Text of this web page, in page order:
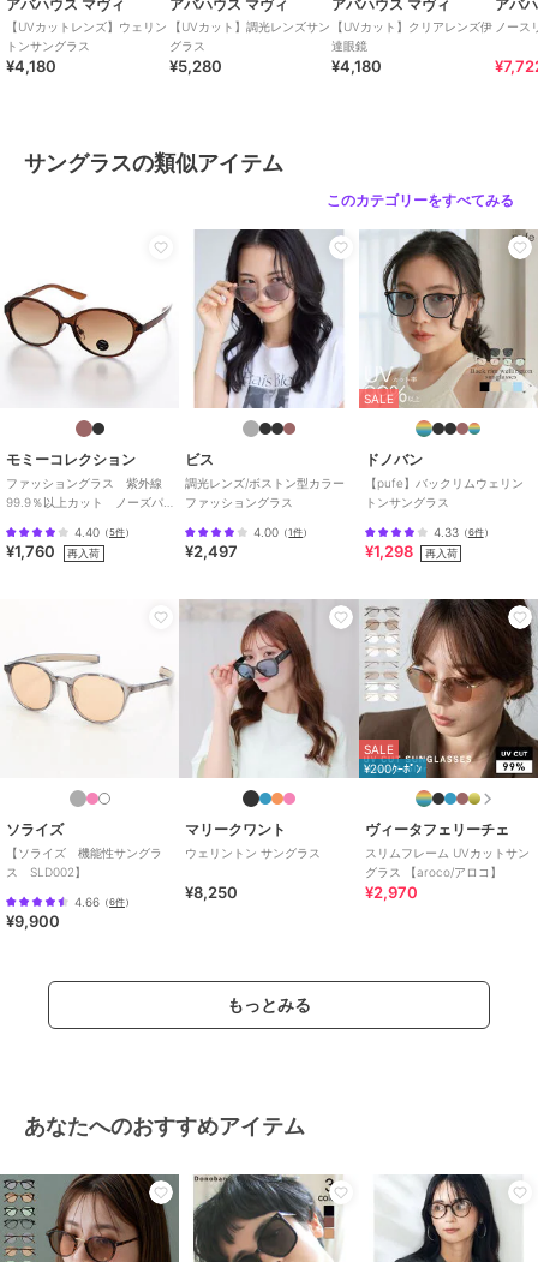
アバハウス マヴィ
【UVカットレンズ】ウェリン
トンサングラス
¥4,180
アバハウス マヴィ
【UVカット】調光レンズサン
グラス
¥5,280
アバハウス マヴィ
【UVカット】クリアレンズ伊
達眼鏡
¥4,180
アバ
ノース
サングラスの類似アイテム
このカテゴリーをすべてみる
モミーコレクション
ファッショングラス 紫外線
99.9％以上カット ノーズパ
4.40 （5件）
¥1,760 再入荷
ビス
調光レンズ/ボストン型カラー
ファッショングラス
4.00 （1件）
¥2,497
SALE
ドノバン
【pufe】バックリムウェリン
トンサングラス
4.33（6件）
¥1,298 再入荷
ソライズ
【ソライズ 機能性サングラ
ス SLD002】
4.66 （6件）
¥9,900
マリークワント
ウェリントン サングラス
¥8,250
SALE
¥200ｸｰﾎﾟﾝ
ヴィータフェリーチェ
スリムフレーム UVカットサン
グラス 【aroco/アロコ】
¥2,970
もっとみる
あなたへのおすすめアイテム